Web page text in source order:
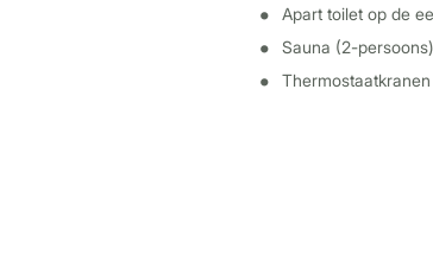
Apart toilet op de
Sauna (2-persoons)
Thermostaatkranen